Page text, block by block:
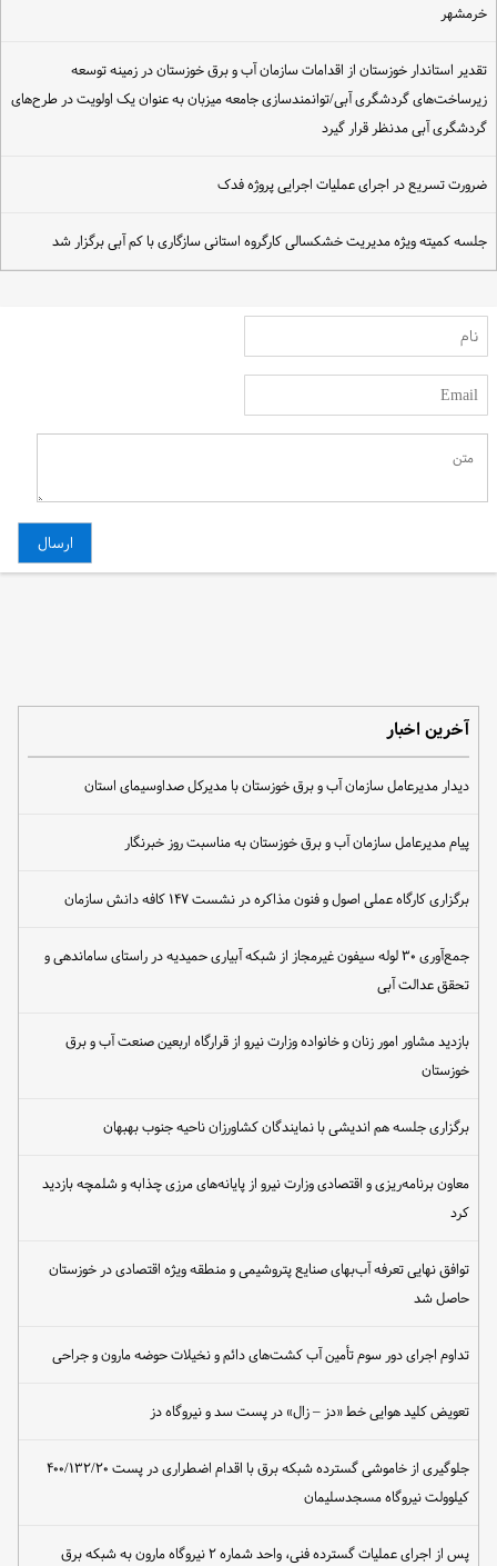
خرمشهر
تقدیر استاندار خوزستان از اقدامات سازمان آب و برق خوزستان در زمینه توسعه
زیرساخت‌های گردشگری آبی/توانمندسازی جامعه میزبان به عنوان یک اولویت در طرح‌های
گردشگری آبی مدنظر قرار گیرد
ضرورت تسریع در اجرای عملیات اجرایی پروژه فدک
جلسه کمیته ویژه مدیریت خشکسالی کارگروه استانی سازگاری با کم آبی برگزار شد
آخرین اخبار
دیدار مدیرعامل سازمان آب و برق خوزستان با مدیرکل صداوسیمای استان
پیام مدیرعامل سازمان آب و برق خوزستان به مناسبت روز خبرنگار
برگزاری کارگاه عملی اصول و فنون مذاکره در نشست ۱۴۷ کافه دانش سازمان
جمع‌آوری ۳۰ لوله سیفون غیرمجاز از شبکه آبیاری حمیدیه در راستای ساماندهی و
تحقق عدالت آبی
بازدید مشاور امور زنان و خانواده وزارت نیرو از قرارگاه اربعین صنعت آب و برق
خوزستان
برگزاری جلسه هم اندیشی با نمایندگان کشاورزان ناحیه جنوب بهبهان
معاون برنامه‌ریزی و اقتصادی وزارت نیرو از پایانه‌های مرزی چذابه و شلمچه بازدید
کرد
توافق نهایی تعرفه آب‌بهای صنایع پتروشیمی و منطقه ویژه اقتصادی در خوزستان
حاصل شد
تداوم اجرای دور سوم تأمین آب کشت‌های دائم و نخیلات حوضه مارون و جراحی
تعویض کلید هوایی خط «دز – زال» در پست سد و نیروگاه دز
جلوگیری از خاموشی گسترده شبکه برق با اقدام اضطراری در پست ۴۰۰/۱۳۲/۲۰
کیلوولت نیروگاه مسجدسلیمان
پس از اجرای عملیات گسترده فنی، واحد شماره ۲ نیروگاه مارون به شبکه برق